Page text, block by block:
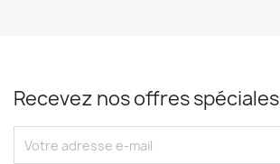
Recevez nos offres spéciales